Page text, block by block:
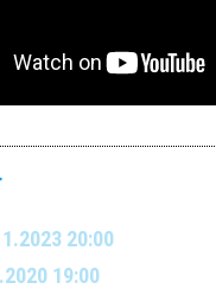
20:00
19:00